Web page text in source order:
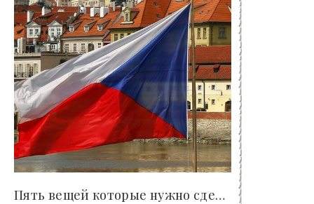
Пять вещей которые нужно сделать в Чехии - «Клуб..